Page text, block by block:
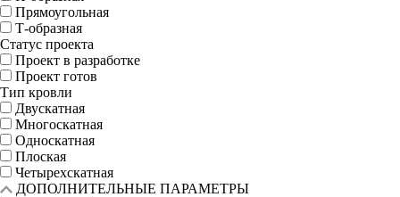
Прямоугольная
Т-образная
Статус проекта
Проект в разработке
Проект готов
Тип кровли
Двускатная
Многоскатная
Односкатная
Плоская
Четырехскатная
ДОПОЛНИТЕЛЬНЫЕ ПАРАМЕТРЫ